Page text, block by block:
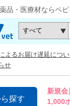
品・医療材ならペ
よるお届け遅延につ
せ
探す
新規
1,000